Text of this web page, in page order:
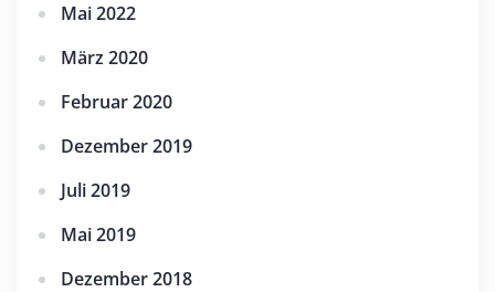
Mai 2022
März 2020
Februar 2020
Dezember 2019
Juli 2019
Mai 2019
Dezember 2018